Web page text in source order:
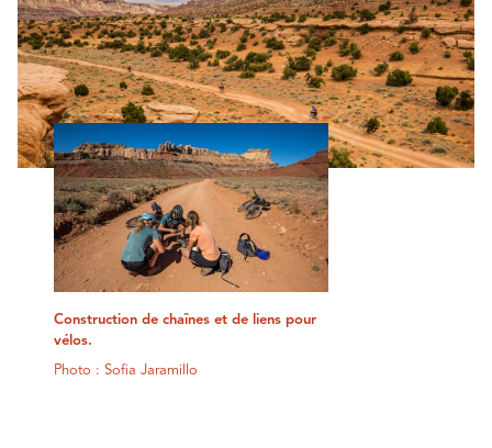
Construction de chaînes et de liens pour
vélos.
Photo : Sofia Jaramillo